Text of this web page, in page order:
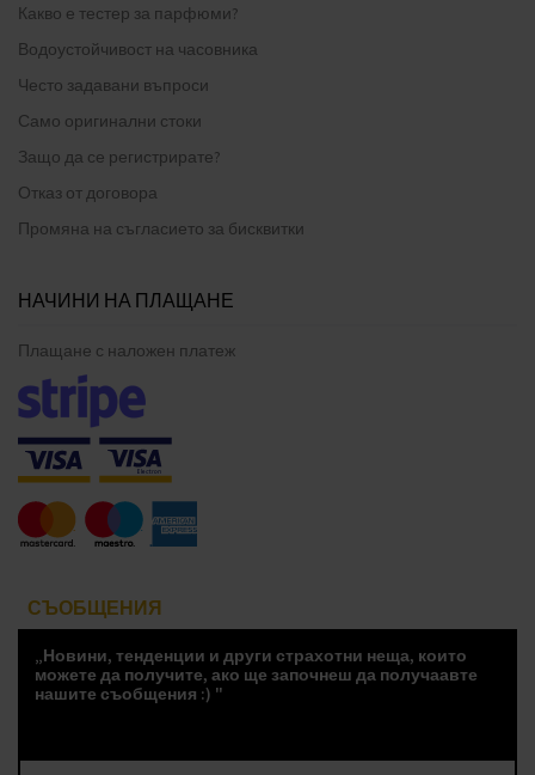
Какво е тестер за парфюми?
Водоустойчивост на часовника
Често задавани въпроси
Само оригинални стоки
Защо да се регистрирате?
Отказ от договора
Промяна на съгласието за бисквитки
НАЧИНИ НА ПЛАЩАНЕ
Плащане с наложен платеж
СЪОБЩЕНИЯ
„Новини, тенденции и други страхотни неща, които
можете да получите, ако ще започнеш да получаавте
нашите съобщения :) "